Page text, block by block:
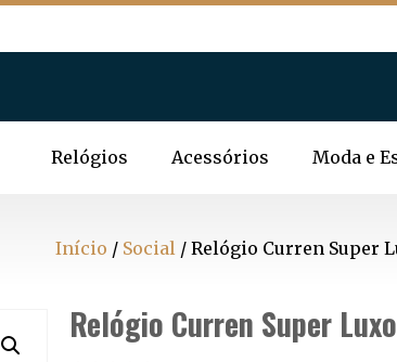
Relógios Acessórios Moda e
Início / Social/ Relógio Curren Super
Relógio Curren Super Luxo